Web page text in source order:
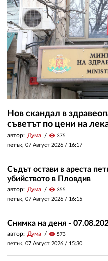
Нов скандал в
съветът по цени на
автор: Дума visibility 375
петък, 07 Август 2026 / 16:17
Съдът остави в ареста
убийството в Пловдив
автор: Дума visibility 355
петък, 07 Август 2026 / 16:15
Снимка на деня -
автор: Дума visibility 573
петък, 07 Август 2026 / 15:30